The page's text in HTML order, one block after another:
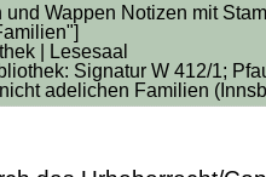
Wappen Notizen mit
| Lesesaal
Signatur W 412/1;
adelichen Familien